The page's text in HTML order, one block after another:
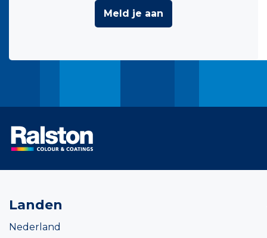
Meld je aan
Landen
Nederland